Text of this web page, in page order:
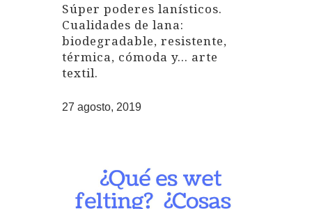
Súper poderes lanísticos.
Cualidades de lana:
biodegradable, resistente,
térmica, cómoda y… arte
textil.
27 agosto, 2019